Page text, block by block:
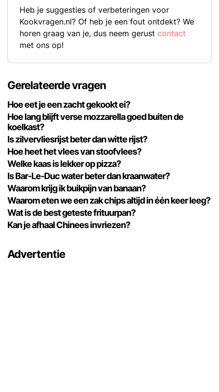
Heb je suggesties of verbeteringen voor
Kookvragen.nl? Of heb je een fout ontdekt? We
horen graag van je, dus neem gerust contact
met ons op!
Gerelateerde vragen
Hoe eet je een zacht gekookt ei?
Hoe lang blijft verse mozzarella goed buiten de
koelkast?
Is zilvervliesrijst beter dan witte rijst?
Hoe heet het vlees van stoofvlees?
Welke kaas is lekker op pizza?
Is Bar-Le-Duc water beter dan kraanwater?
Waarom krijg ik buikpijn van banaan?
Waarom eten we een zak chips altijd in één keer leeg?
Wat is de best geteste frituurpan?
Kan je afhaal Chinees invriezen?
Advertentie